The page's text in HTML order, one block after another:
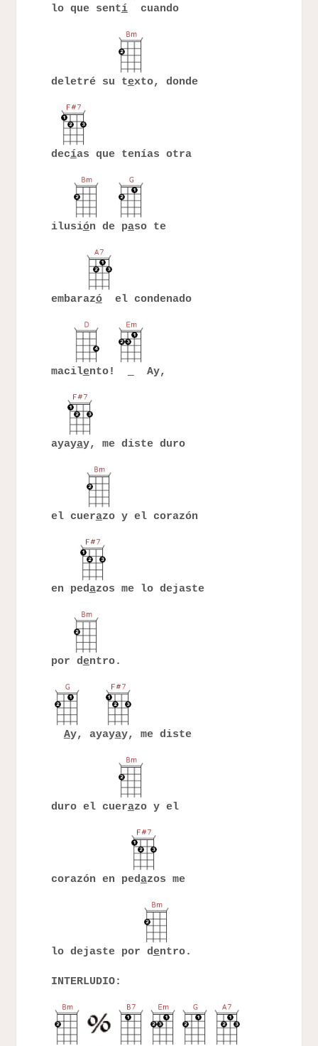
lo que sentícuando
deletré su texto, donde
decías que tenías otra
ilusión de paso te
embarazóel condenado
macilento! Ay,
ayayay, me diste duro
el cuerazo y el corazón
en pedazos me lo dejaste
por dentro.
Ay, ayayay, me diste
duro el cuerazo y el
corazón en pedazos me
lo dejaste por dentro.
INTERLUDIO: